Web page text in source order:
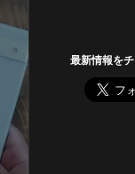
最新情報を